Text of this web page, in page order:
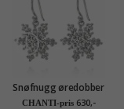
Snøfnugg øredobber
i sølv
CHANTI-pris 630,-